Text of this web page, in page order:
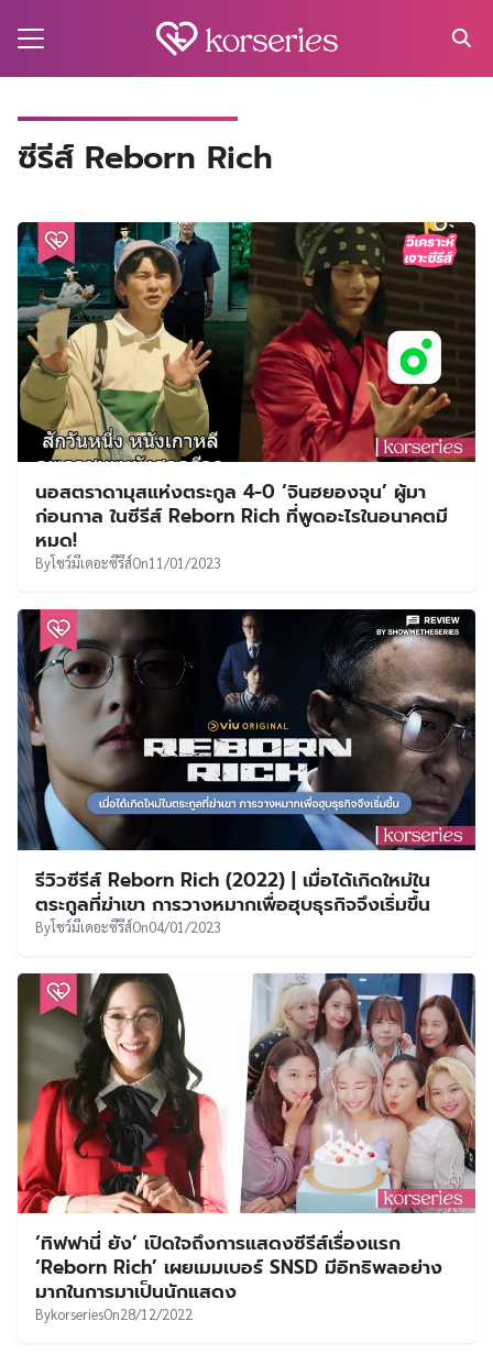
ซีรีส์ Reborn Rich
นอสตราดามุสแห่งตระกูล 4-0 ‘จินฮยองจุน’ ผู้มา
ก่อนกาล ในซีรีส์ Reborn Rich ที่พูดอะไรในอนาคตมี
หมด!
Byโชว์มีเดอะซีรีส์On11/01/2023
รีวิวซีรีส์ Reborn Rich (2022) | เมื่อได้เกิดใหม่ใน
ตระกูลที่ฆ่าเขา การวางหมากเพื่อฮุบธุรกิจจึงเริ่มขึ้น
Byโชว์มีเดอะซีรีส์On04/01/2023
‘ทิฟฟานี่ ยัง’ เปิดใจถึงการแสดงซีรีส์เรื่องแรก
‘Reborn Rich’ เผยเมมเบอร์ SNSD มีอิทธิพลอย่าง
มากในการมาเป็นนักแสดง
BykorseriesOn28/12/2022